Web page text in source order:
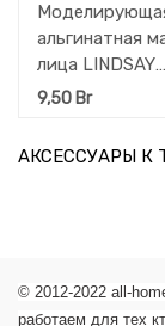
альгинатная
лица LINDSAY
(омоложение и
9,50 Br
АКСЕССУАРЫ К
© 2012-2022 all-
работаем для тех